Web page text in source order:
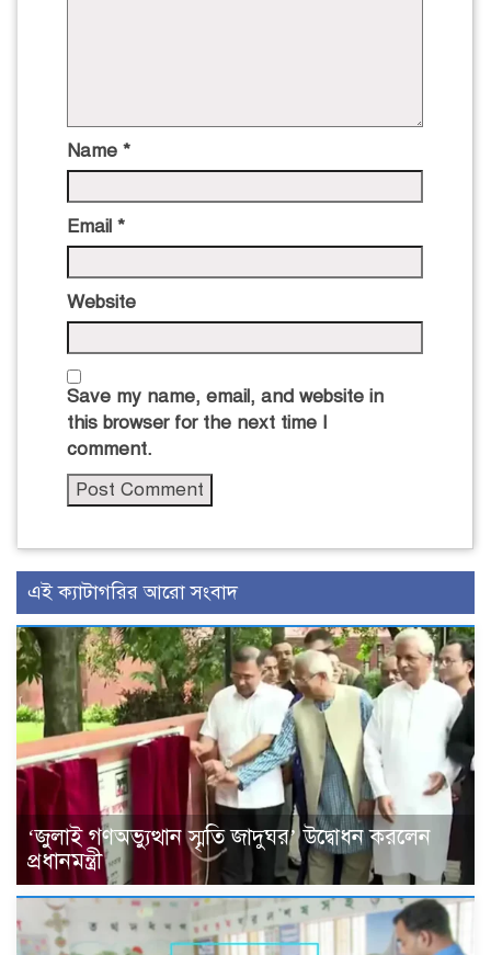
Name *
Email *
Website
Save my name, email, and website in
this browser for the next time I
comment.
এই ক্যাটাগরির আরো সংবাদ
‘জুলাই গণঅভ্যুত্থান স্মৃতি জাদুঘর’ উদ্বোধন করলেন
প্রধানমন্ত্রী